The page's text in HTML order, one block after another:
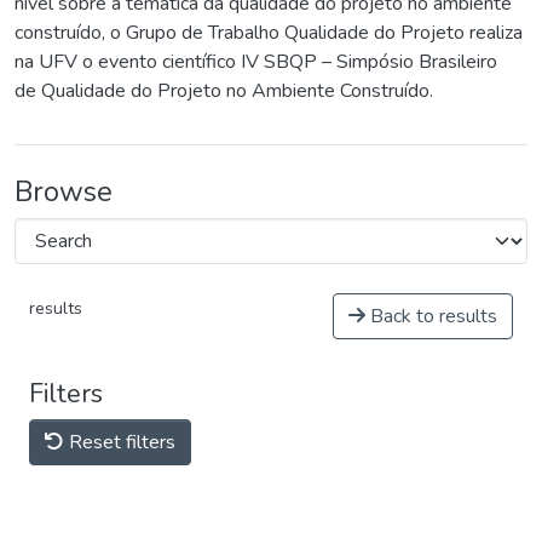
construído, o Grupo de Trabalho Qualidade do Projeto realiza
na UFV o evento científico IV SBQP – Simpósio Brasileiro
de Qualidade do Projeto no Ambiente Construído.
Browse
results Back to results
Filters
Reset filters